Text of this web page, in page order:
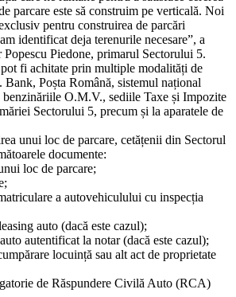
parcare este să construim pe verticală. Noi
pentru construirea de parcări
identificat deja terenurile necesare”, a
Piedone, primarul Sectorului 5.
fi achitate prin multiple modalități de
Poșta Română, sistemul național
O.M.V., sediile Taxe și Impozite
Sectorului 5, precum și la aparatele de
unui loc de parcare, cetățenii din Sectorul
documente:
loc de parcare;
a autovehiculului cu inspecția
auto (dacă este cazul);
autentificat la notar (dacă este cazul);
locuință sau alt act de proprietate
de Răspundere Civilă Auto (RCA)